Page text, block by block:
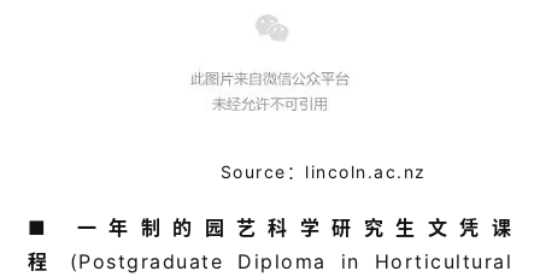
Source：lincoln.ac.nz
■ 一年制的园艺科学研究生文凭课
程
(Postgraduate Diploma in Horticultural